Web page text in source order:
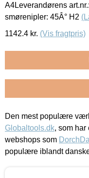
A4Leverandørens
smørenipler: 45Â° H2
1142.4 kr. (Vis fragtpris)
Den mest populære
Globaltools.dk, som
webshops som
populære iblandt